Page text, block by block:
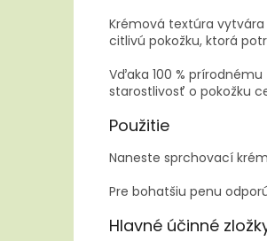
Krémová textúra
citlivú pokožku, ktorá
Vďaka 100 %
starostlivosť o pokožku
Použitie
Naneste sprchovací
Pre bohatšiu penu
Hlavné účinné